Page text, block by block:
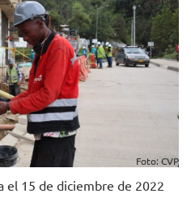
Foto: CVP
el 15 de diciembre de 2022